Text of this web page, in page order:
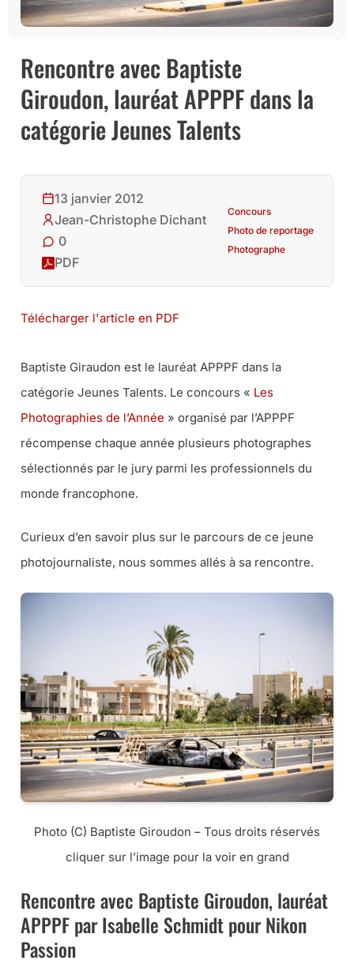
Rencontre avec Baptiste
Giroudon, lauréat APPPF dans la
catégorie Jeunes Talents
13 janvier 2012
Jean-Christophe Dichant
0
PDF
Concours
Photo de reportage
Photographe
Télécharger l'article en PDF
Baptiste Giraudon est le lauréat APPPF dans la
catégorie Jeunes Talents. Le concours « Les
Photographies de l’Année » organisé par l’APPPF
récompense chaque année plusieurs photographes
sélectionnés par le jury parmi les professionnels du
monde francophone.
Curieux d’en savoir plus sur le parcours de ce jeune
photojournaliste, nous sommes allés à sa rencontre.
Photo (C) Baptiste Giroudon – Tous droits réservés
cliquer sur l’image pour la voir en grand
Rencontre avec Baptiste Giroudon, lauréat
APPPF par Isabelle Schmidt pour Nikon
Passion